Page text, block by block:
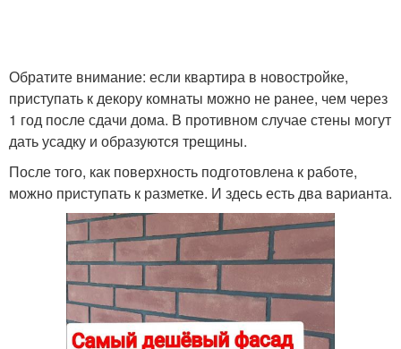
Обратите внимание: если квартира в новостройке,
приступать к декору комнаты можно не ранее, чем через
1 год после сдачи дома. В противном случае стены могут
дать усадку и образуются трещины.
После того, как поверхность подготовлена к работе,
можно приступать к разметке. И здесь есть два варианта.